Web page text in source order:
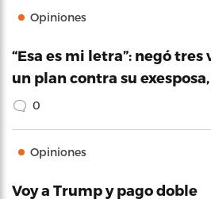
Opiniones
“Esa es mi letra”: negó
un plan contra su
0
Opiniones
Voy a Trump y pago doble